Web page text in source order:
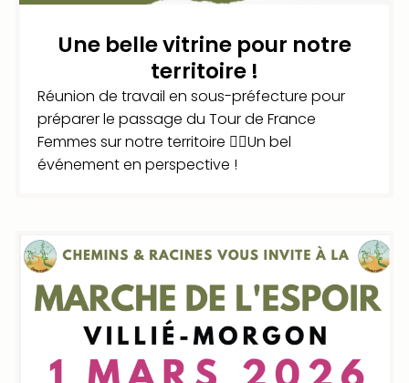
Une belle vitrine pour notre
territoire !
Réunion de travail en sous-préfecture pour
préparer le passage du Tour de France
Femmes sur notre territoire 🚴‍♀️Un bel
événement en perspective !